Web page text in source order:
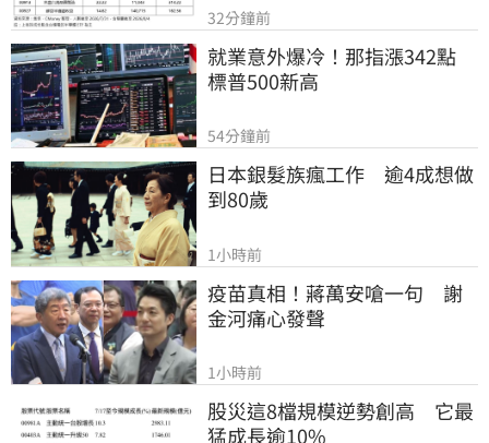
32分鐘前
就業意外爆冷！那指漲342點
標普500新高
54分鐘前
日本銀髮族瘋工作　逾4成想做
到80歲
1小時前
疫苗真相！蔣萬安嗆一句　謝
金河痛心發聲
1小時前
股災這8檔規模逆勢創高　它最
猛成長逾10%